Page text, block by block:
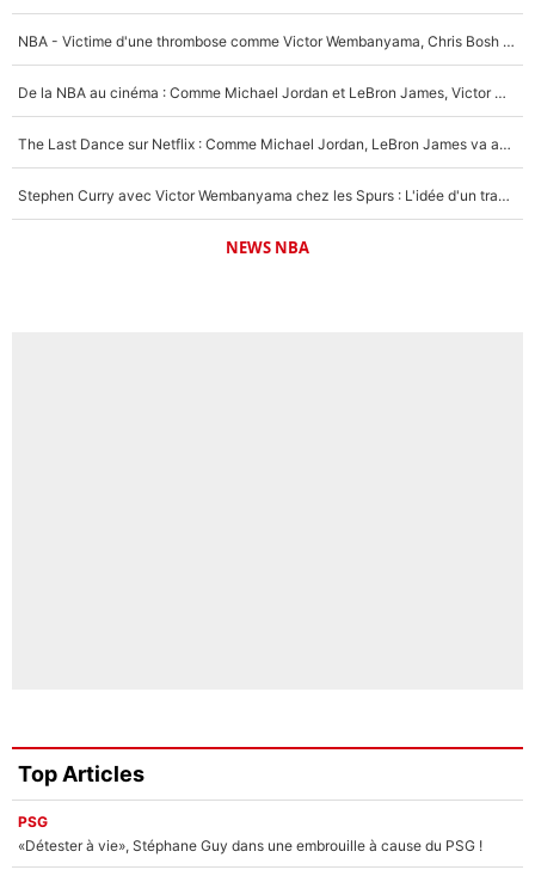
NBA - Victime d'une thrombose comme Victor Wembanyama, Chris Bosh prévient le Français des risques sur sa santé : «J’ai failli mourir sur le coup et j’ai été ramené à la vie»
De la NBA au cinéma : Comme Michael Jordan et LeBron James, Victor Wembanyama rêve d'une carrière d'acteur !
The Last Dance sur Netflix : Comme Michael Jordan, LeBron James va avoir le droit à sa série !
Stephen Curry avec Victor Wembanyama chez les Spurs : L'idée d'un trade historique est lancée en NBA !
NEWS NBA
Top Articles
PSG
«Détester à vie», Stéphane Guy dans une embrouille à cause du PSG !